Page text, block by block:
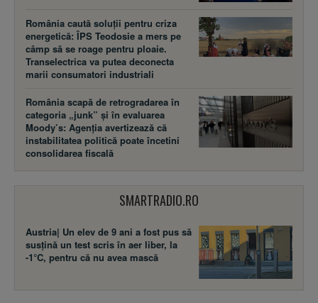
România caută soluții pentru criza
energetică: ÎPS Teodosie a mers pe
câmp să se roage pentru ploaie.
Transelectrica va putea deconecta
marii consumatori industriali
România scapă de retrogradarea în
categoria „junk” și în evaluarea
Moody’s: Agenția avertizează că
instabilitatea politică poate încetini
consolidarea fiscală
SMARTRADIO.RO
Austria| Un elev de 9 ani a fost pus să
susţină un test scris în aer liber, la
-1°C, pentru că nu avea mască